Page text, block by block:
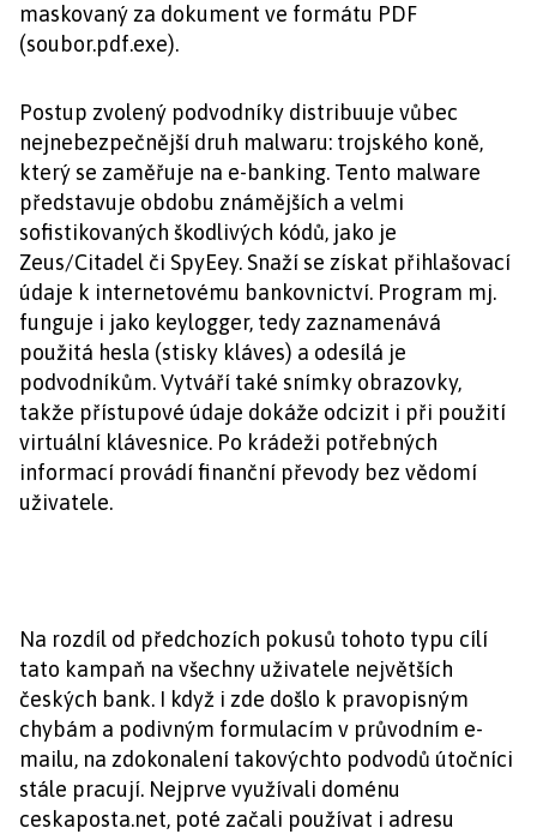
maskovaný za dokument ve formátu PDF
(soubor.pdf.exe).
Postup zvolený podvodníky distribuuje vůbec
nejnebezpečnější druh malwaru: trojského koně,
který se zaměřuje na e-banking. Tento malware
představuje obdobu známějších a velmi
sofistikovaných škodlivých kódů, jako je
Zeus/Citadel či SpyEey. Snaží se získat přihlašovací
údaje k internetovému bankovnictví. Program mj.
funguje i jako keylogger, tedy zaznamenává
použitá hesla (stisky kláves) a odesílá je
podvodníkům. Vytváří také snímky obrazovky,
takže přístupové údaje dokáže odcizit i při použití
virtuální klávesnice. Po krádeži potřebných
informací provádí finanční převody bez vědomí
uživatele.
Na rozdíl od předchozích pokusů tohoto typu cílí
tato kampaň na všechny uživatele největších
českých bank. I když i zde došlo k pravopisným
chybám a podivným formulacím v průvodním e-
mailu, na zdokonalení takovýchto podvodů útočníci
stále pracují. Nejprve využívali doménu
ceskaposta.net, poté začali používat i adresu